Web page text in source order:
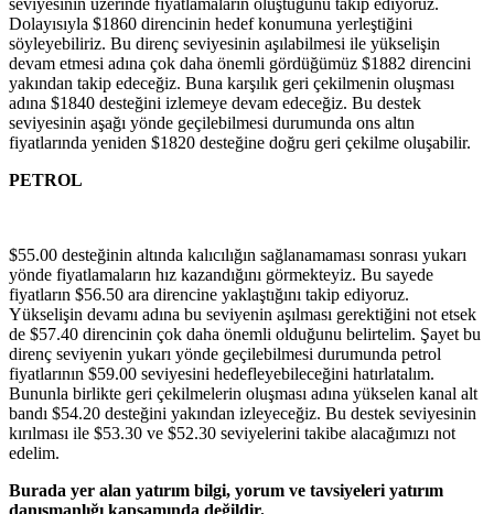
Dolayısıyla $1860 direncinin hedef konumuna yerleştiğini
söyleyebiliriz. Bu direnç seviyesinin aşılabilmesi ile yükselişin
devam etmesi adına çok daha önemli gördüğümüz $1882 direncini
yakından takip edeceğiz. Buna karşılık geri çekilmenin oluşması
adına $1840 desteğini izlemeye devam edeceğiz. Bu destek
seviyesinin aşağı yönde geçilebilmesi durumunda ons altın
fiyatlarında yeniden $1820 desteğine doğru geri çekilme oluşabilir.
PETROL
$55.00 desteğinin altında kalıcılığın sağlanamaması sonrası yukarı
yönde fiyatlamaların hız kazandığını görmekteyiz. Bu sayede
fiyatların $56.50 ara direncine yaklaştığını takip ediyoruz.
Yükselişin devamı adına bu seviyenin aşılması gerektiğini not etsek
de $57.40 direncinin çok daha önemli olduğunu belirtelim. Şayet bu
direnç seviyenin yukarı yönde geçilebilmesi durumunda petrol
fiyatlarının $59.00 seviyesini hedefleyebileceğini hatırlatalım.
Bununla birlikte geri çekilmelerin oluşması adına yükselen kanal alt
bandı $54.20 desteğini yakından izleyeceğiz. Bu destek seviyesinin
kırılması ile $53.30 ve $52.30 seviyelerini takibe alacağımızı not
edelim.
Burada yer alan yatırım bilgi, yorum ve tavsiyeleri yatırım
danışmanlığı kapsamında değildir.